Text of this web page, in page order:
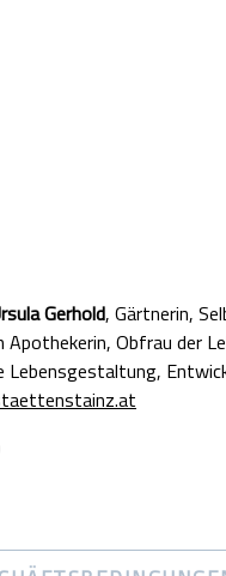
Gerhold, Gärtnerin,
Apothekerin, Obfrau der